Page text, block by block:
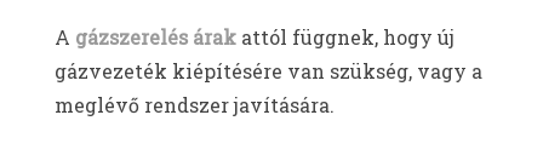
A gázszerelés árak attól függnek, hogy új
gázvezeték kiépítésére van szükség, vagy a
meglévő rendszer javítására.